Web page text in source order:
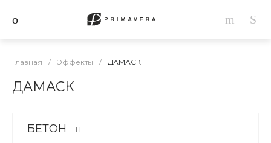
Главная / Эффекты / ДАМАСК
ДАМАСК
БЕТОН